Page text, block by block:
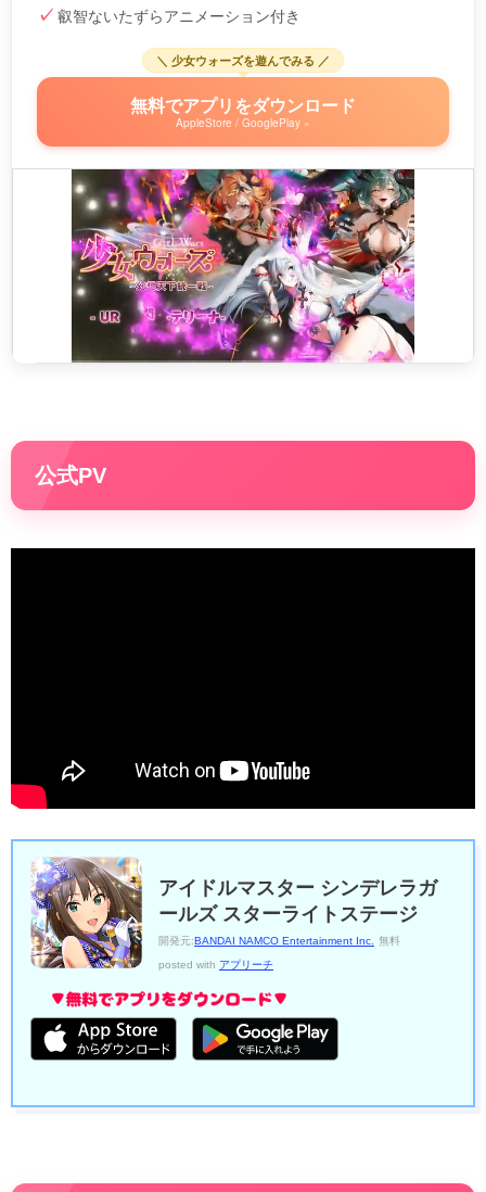
叡智ないたずらアニメーション付き
＼ 少女ウォーズを遊んでみる ／
無料でアプリをダウンロード
AppleStore / GooglePlay »
公式PV
アイドルマスター シンデレラガ
ールズ スターライトステージ
開発元:BANDAI NAMCO Entertainment Inc.
無料
posted with アプリーチ